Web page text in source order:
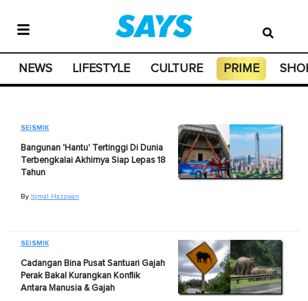
NEWS LIFESTYLE CULTURE PRIME
SEISMIK
Bangunan 'Hantu' Tertinggi Di Dunia
Terbengkalai Akhirnya Siap Lepas 18
Tahun
By Iqmal Hazzwan
SEISMIK
Cadangan Bina Pusat Santuari Gajah
Perak Bakal Kurangkan Konflik
Antara Manusia & Gajah